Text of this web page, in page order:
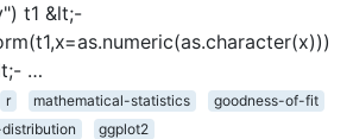
t1 &lt;-
…
r mathematical-statistics
goodness-of-fit
ggplot2